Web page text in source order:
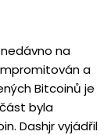
na
a
Bitcoinů je
byla
Dashjr vyjádřil